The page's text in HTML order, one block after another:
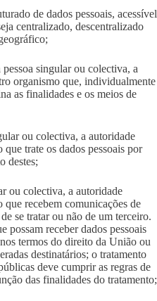
de dados pessoais, acessível
centralizado, descentralizado
pessoa singular ou colectiva, a
organismo que, individualmente
as finalidades e os meios de
ou colectiva, a autoridade
trate os dados pessoais por
destes;
ou colectiva, a autoridade
recebem comunicações de
se tratar ou não de um terceiro.
possam receber dados pessoais
termos do direito da União ou
destinatários; o tratamento
deve cumprir as regras de
das finalidades do tratamento;